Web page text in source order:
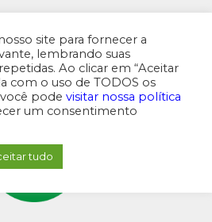
site para fornecer a
lembrando suas
Ao clicar em “Aceitar
com o uso de TODOS os
pode visitar nossa política
um consentimento
tudo